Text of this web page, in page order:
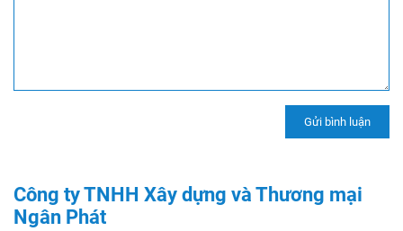
Công ty TNHH Xây dựng và Thương mại
Ngân Phát